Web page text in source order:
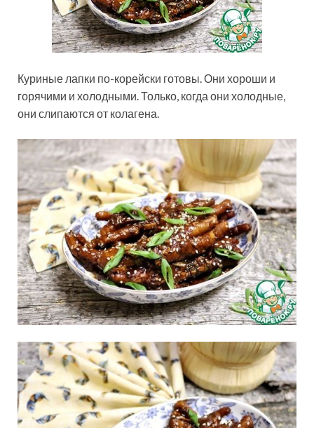
Куриные лапки по-корейски готовы. Они хороши и
горячими и холодными. Только, когда они холодные,
они слипаются от колагена.